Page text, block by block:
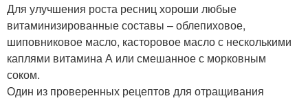
Для улучшения роста ресниц хороши любые
витаминизированные составы – облепиховое,
шиповниковое масло, касторовое масло с несколькими
каплями витамина А или смешанное с морковным
соком.
Один из проверенных рецептов для отращивания